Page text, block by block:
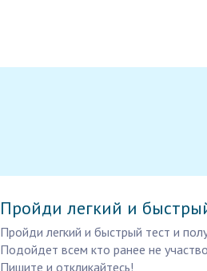
Пройди легкий и
Пройди легкий и быстрый тест и
Подойдет всем кто ранее не
Пишите и откликайтесь!